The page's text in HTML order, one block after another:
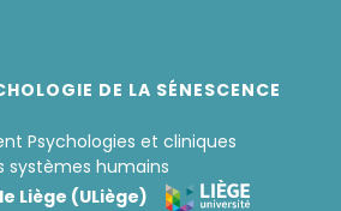
DE LA SÉNESCENCE
Psychologies et cliniques
systèmes humains
Liège (ULiège)